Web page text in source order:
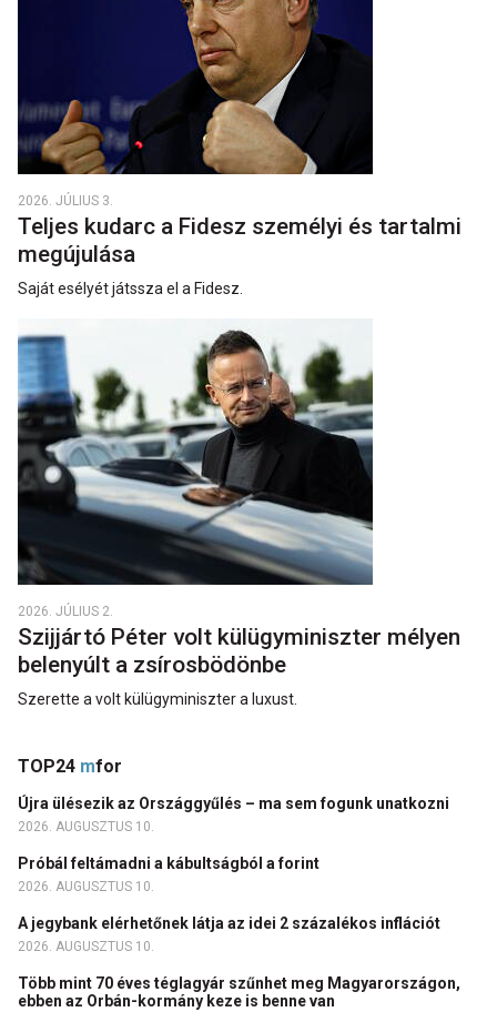
2026. JÚLIUS 3.
Teljes kudarc a Fidesz személyi és tartalmi
megújulása
Saját esélyét játssza el a Fidesz.
2026. JÚLIUS 2.
Szijjártó Péter volt külügyminiszter mélyen
belenyúlt a zsírosbödönbe
Szerette a volt külügyminiszter a luxust.
TOP24 mfor
Újra ülésezik az Országgyűlés – ma sem fogunk unatkozni
2026. AUGUSZTUS 10.
Próbál feltámadni a kábultságból a forint
2026. AUGUSZTUS 10.
A jegybank elérhetőnek látja az idei 2 százalékos inflációt
2026. AUGUSZTUS 10.
Több mint 70 éves téglagyár szűnhet meg Magyarországon,
ebben az Orbán-kormány keze is benne van